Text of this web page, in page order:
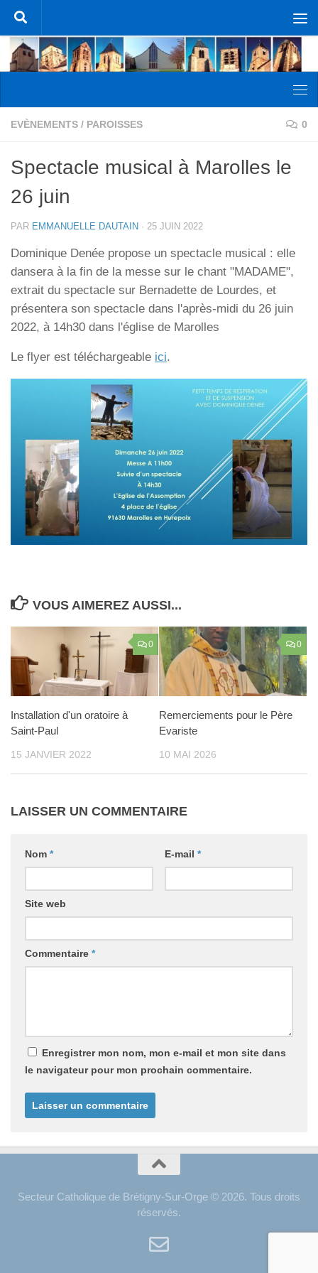
Skip to content
EVÈNEMENTS / PAROISSES 0
Spectacle musical à Marolles le
26 juin
PAR EMMANUELLE DAUTAIN · 25 JUIN 2022
Dominique Denée propose un spectacle musical : elle
dansera à la fin de la messe sur le chant "MADAME",
extrait du spectacle sur Bernadette de Lourdes, et
présentera son spectacle dans l'après-midi du 26 juin
2022, à 14h30 dans l'église de Marolles
Le flyer est téléchargeable ici.
VOUS AIMEREZ AUSSI...
0
Installation d'un oratoire à
Saint-Paul
15 JANVIER 2022
0
Remerciements pour le Père
Evariste
10 MAI 2026
LAISSER UN COMMENTAIRE
Nom * E-mail *
Site web
Commentaire *
Enregistrer mon nom, mon e-mail et mon site dans
le navigateur pour mon prochain commentaire.
Secteur Catholique de Brétigny-Sur-Orge © 2026. Tous droits
réservés.